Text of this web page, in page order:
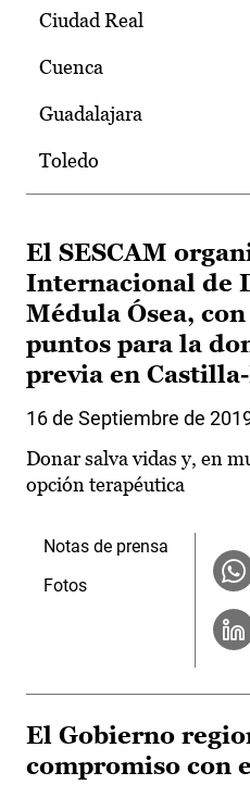
Ciudad Real
Cuenca
Guadalajara
Toledo
El SESCAM
Internacional de
Médula Ósea,
puntos para la
previa en
16 de Septiembre de
Donar salva vidas y, en
opción terapéutica
Notas de prensa
Fotos
El Gobierno
compromiso con